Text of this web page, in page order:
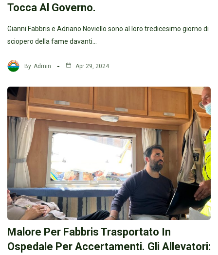
Tocca Al Governo.
Gianni Fabbris e Adriano Noviello sono al loro tredicesimo giorno di
sciopero della fame davanti…
By Admin Apr 29, 2024
Malore Per Fabbris Trasportato In
Ospedale Per Accertamenti. Gli Allevatori: